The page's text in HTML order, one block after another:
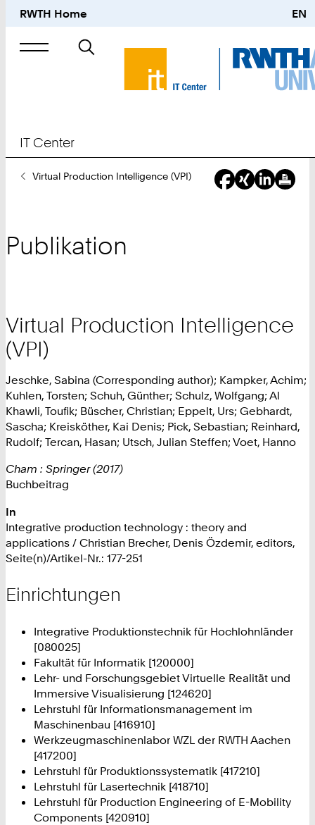
RWTH Home EN
Suche
nach
IT Center
SieVirtual Production Intelligence (VPI)
Publikation
Virtual Production Intelligence
(VPI)
Jeschke, Sabina (Corresponding author); Kampker, Achim;
Kuhlen, Torsten; Schuh, Günther; Schulz, Wolfgang; Al
Khawli, Toufik; Büscher, Christian; Eppelt, Urs; Gebhardt,
Sascha; Kreisköther, Kai Denis; Pick, Sebastian; Reinhard,
Rudolf; Tercan, Hasan; Utsch, Julian Steffen; Voet, Hanno
Cham : Springer (2017)
Buchbeitrag
In
Integrative production technology : theory and
applications / Christian Brecher, Denis Özdemir, editors,
Seite(n)/Artikel-Nr.: 177-251
Einrichtungen
Integrative Produktionstechnik für Hochlohnländer
[080025]
Fakultät für Informatik [120000]
Lehr- und Forschungsgebiet Virtuelle Realität und
Immersive Visualisierung [124620]
Lehrstuhl für Informationsmanagement im
Maschinenbau [416910]
Werkzeugmaschinenlabor WZL der RWTH Aachen
[417200]
Lehrstuhl für Produktionssystematik [417210]
Lehrstuhl für Lasertechnik [418710]
Lehrstuhl für Production Engineering of E-Mobility
Components [420910]